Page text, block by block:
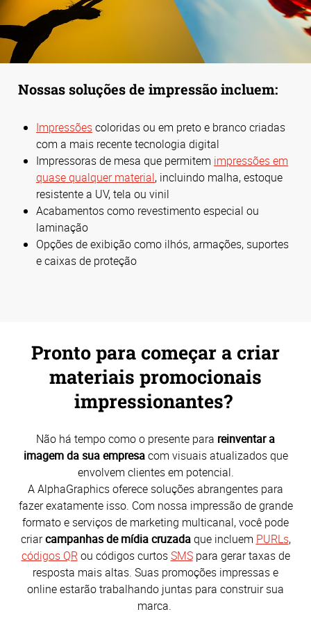
Nossas soluções de impressão incluem:
Impressõescoloridas ou em preto e branco criadas
com a mais recente tecnologia digital
Impressoras de mesa que permitem impressões em
quase qualquer material, incluindo malha, estoque
resistente a UV, tela ou vinil
Acabamentos como revestimento especial ou
laminação
Opções de exibição como ilhós, armações, suportes
e caixas de proteção
Pronto para começar a criar
materiais promocionais
impressionantes?
Não há tempo como o presente para reinventar a
imagem da sua empresacom visuais atualizados que
envolvem clientes em potencial.
A AlphaGraphics oferece soluções abrangentes para
fazer exatamente isso. Com nossa impressão de grande
formato e serviços de marketing multicanal, você pode
criarcampanhas de mídia cruzadaque incluem PURLs,
códigos QRou códigos curtosSMSpara gerar taxas de
resposta mais altas. Suas promoções impressas e
online estarão trabalhando juntas para construir sua
marca.